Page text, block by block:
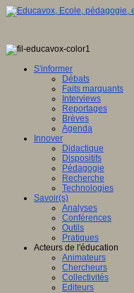
S'informer
Débats
Faits marquants
Interviews
Reportages
Brèves
Agenda
Innover
Didactique
Dispositifs
Pédagogie
Recherche
Technologies
Savoir(s)
Analyses
Conférences
Outils
Pratiques
Acteurs de l'éducation
Animateurs
Chercheurs
Collectivités
Editeurs